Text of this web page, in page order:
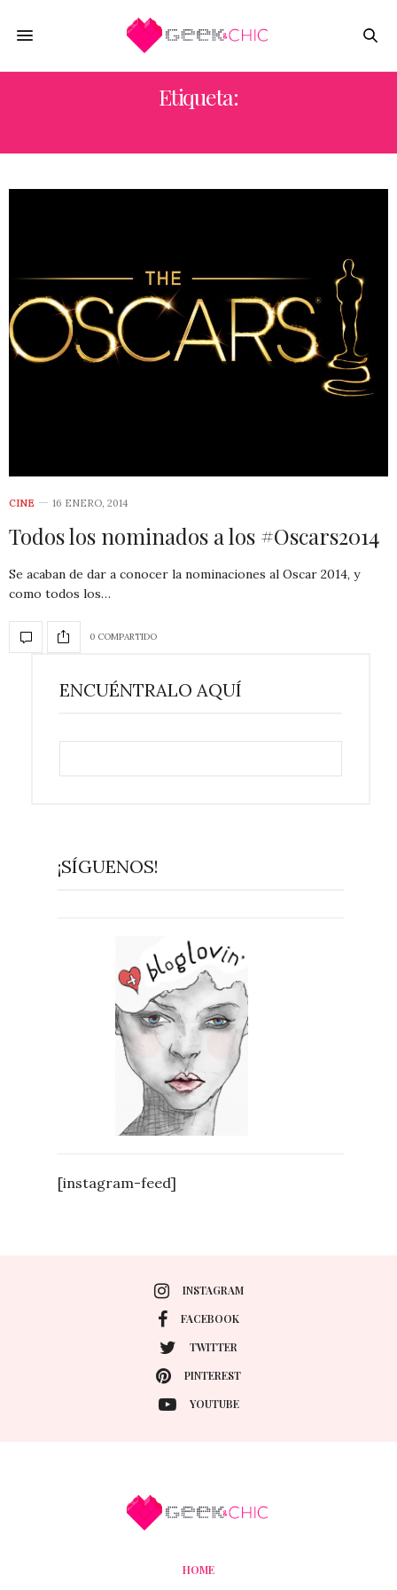
Etiqueta:
CINE 16 ENERO, 2014
Todos los nominados a los #Oscars2014
Se acaban de dar a conocer la nominaciones al Oscar 2014, y
como todos los…
0 COMPARTIDO
ENCUÉNTRALO AQUÍ
¡SÍGUENOS!
[instagram-feed]
INSTAGRAM
FACEBOOK
TWITTER
PINTEREST
YOUTUBE
HOME